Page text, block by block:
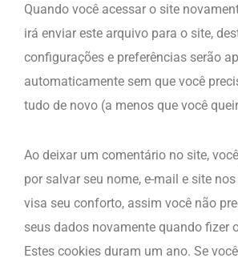
Quando você acessar o site
irá enviar este arquivo para o site,
configurações e preferências serão
automaticamente sem que você
tudo de novo (a menos que você
Ao deixar um comentário no site,
por salvar seu nome, e-mail e site
visa seu conforto, assim você não
seus dados novamente quando fizer
Estes cookies duram um ano. Se